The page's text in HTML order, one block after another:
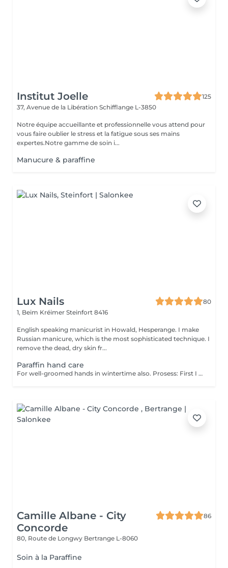
Institut Joelle
125
37, Avenue de la Libération Schifflange L-3850
Notre équipe accueillante et professionnelle vous attend pour
vous faire oublier le stress et la fatigue sous ses mains
expertes.Notre gamme de soin i...
Manucure & paraffine
Lux Nails
80
1, Beim Kréimer Steinfort 8416
English speaking manicurist in Howald, Hesperange. I make
Russian manicure, which is the most sophisticated technique. I
remove the dead, dry skin fr...
Paraffin hand care
For well-groomed hands in wintertime also. Prosess: First I use coconut sugar scrub and remove the dead skin cells. This helps the materials get deeper. I massage the skin with a nourishing, vitamin cream, which has a blood circulation-enhancing effect and contains a lot of useful ingredients. I dip your hands in warm paraffin twice, put on a nylon and then a comfortable terry gloves and you can relax for 10-15 minutes. When the time expired, I remove the paraffin and you can enjoy beautiful, fresh, elastic skin that will be more resistant to the harmful effects of the environment. The service can be make after a manicure or gel polish, or separately. Give it a try, you won't regret it!
Camille Albane - City
Concorde
86
80, Route de Longwy Bertrange L-8060
Soin à la Paraffine